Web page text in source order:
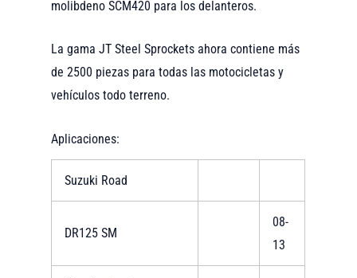
molibdeno SCM420 para los delanteros.
La gama JT Steel Sprockets ahora contiene más
de 2500 piezas para todas las motocicletas y
vehículos todo terreno.
Aplicaciones:
Suzuki Road
DR125 SM
08-
13